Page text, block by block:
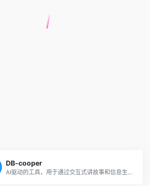
DB-cooper
AI驱动的工具，用于通过交互式讲故事和信息生成来探索神秘的劫机者DB Cooper。